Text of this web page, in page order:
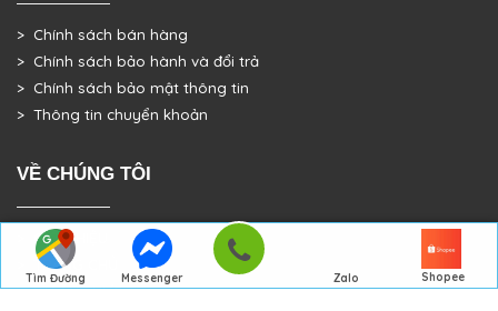
Tìm Đường
Messenger
Zalo Shopee
> Chính sách bán hàng
> Chính sách bảo hành và đổi trả
> Chính sách bảo mật thông tin
> Thông tin chuyển khoản
VỀ CHÚNG TÔI
> GIỚI THIỆU
> TRANG CHỦ
> DỰ ÁN THỰC TẾ